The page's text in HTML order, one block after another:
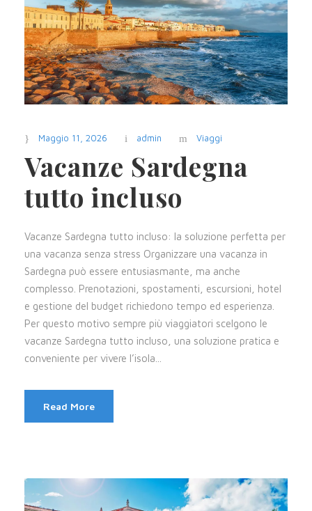
Maggio 11, 2026 admin Viaggi
Vacanze Sardegna
tutto incluso
Vacanze Sardegna tutto incluso: la soluzione perfetta per
una vacanza senza stress Organizzare una vacanza in
Sardegna può essere entusiasmante, ma anche
complesso. Prenotazioni, spostamenti, escursioni, hotel
e gestione del budget richiedono tempo ed esperienza.
Per questo motivo sempre più viaggiatori scelgono le
vacanze Sardegna tutto incluso, una soluzione pratica e
conveniente per vivere l’isola...
Read More